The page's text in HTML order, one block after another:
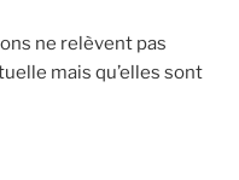
ne relèvent pas
mais qu’elles sont